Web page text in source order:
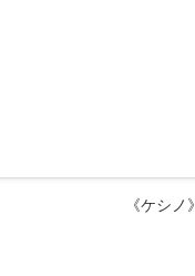
《ケシノ》